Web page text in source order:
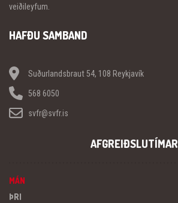
veiðileyfum.
HAFÐU SAMBAND
Suðurlandsbraut 54, 108 Reykjavík
568 6050
svfr@svfr.is
AFGREIÐSLUTÍMAR
MÁN
ÞRI